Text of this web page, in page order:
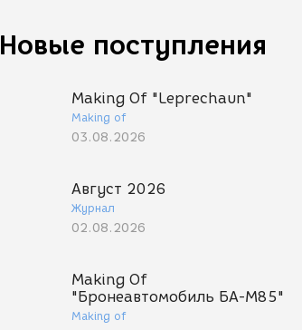
Новые поступления
Making Of "Leprechaun"
Making of
03.08.2026
Август 2026
Журнал
02.08.2026
Making Of
"Бронеавтомобиль БА-М85"
Making of